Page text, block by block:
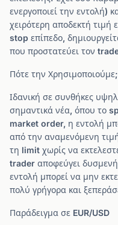
ενεργοποιεί την εντολή)
χειρότερη αποδεκτή τιμή
stop επίπεδο,
που προστατεύει τον
Πότε την Χρησιμοποιούμε;
Ιδανική σε συνθήκες
σημαντικά νέα, όπου το
market order, η εντολή
από την αναμενόμενη
τη limit χωρίς να
trader αποφεύγει δυσμενή
εντολή μπορεί να μην
πολύ γρήγορα και
Παράδειγμα σε EUR/USD